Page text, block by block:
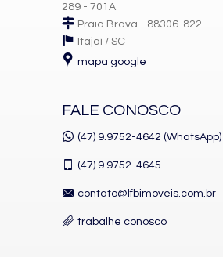
Piso Porcelanato
Infra para Ar Split
Acabamento em Gesso
Características do Empreendimento
Espaço Gourmet
Medidores Individuais
Brinquedoteca
Gás Central
Pìscina Térmica
289 - 701A
Praia Brava - 88306-822
Itajaí / SC
mapa google
FALE CONOSCO
(47) 9.9752-4642 (WhatsApp)
(47) 9.9752-4645
contato@lfbimoveis.com.br
trabalhe conosco